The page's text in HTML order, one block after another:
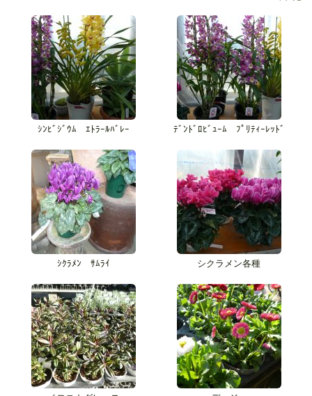
ｼﾝﾋﾞｼﾞｳﾑ ｴﾄﾗｰﾙﾊﾞﾚｰ ﾃﾞﾝﾄﾞﾛﾋﾞｭｰﾑ ﾌﾟﾘﾃｨｰﾚｯﾄﾞ
ｼｸﾗﾒﾝ ｻﾑﾗｲ シクラメン各種